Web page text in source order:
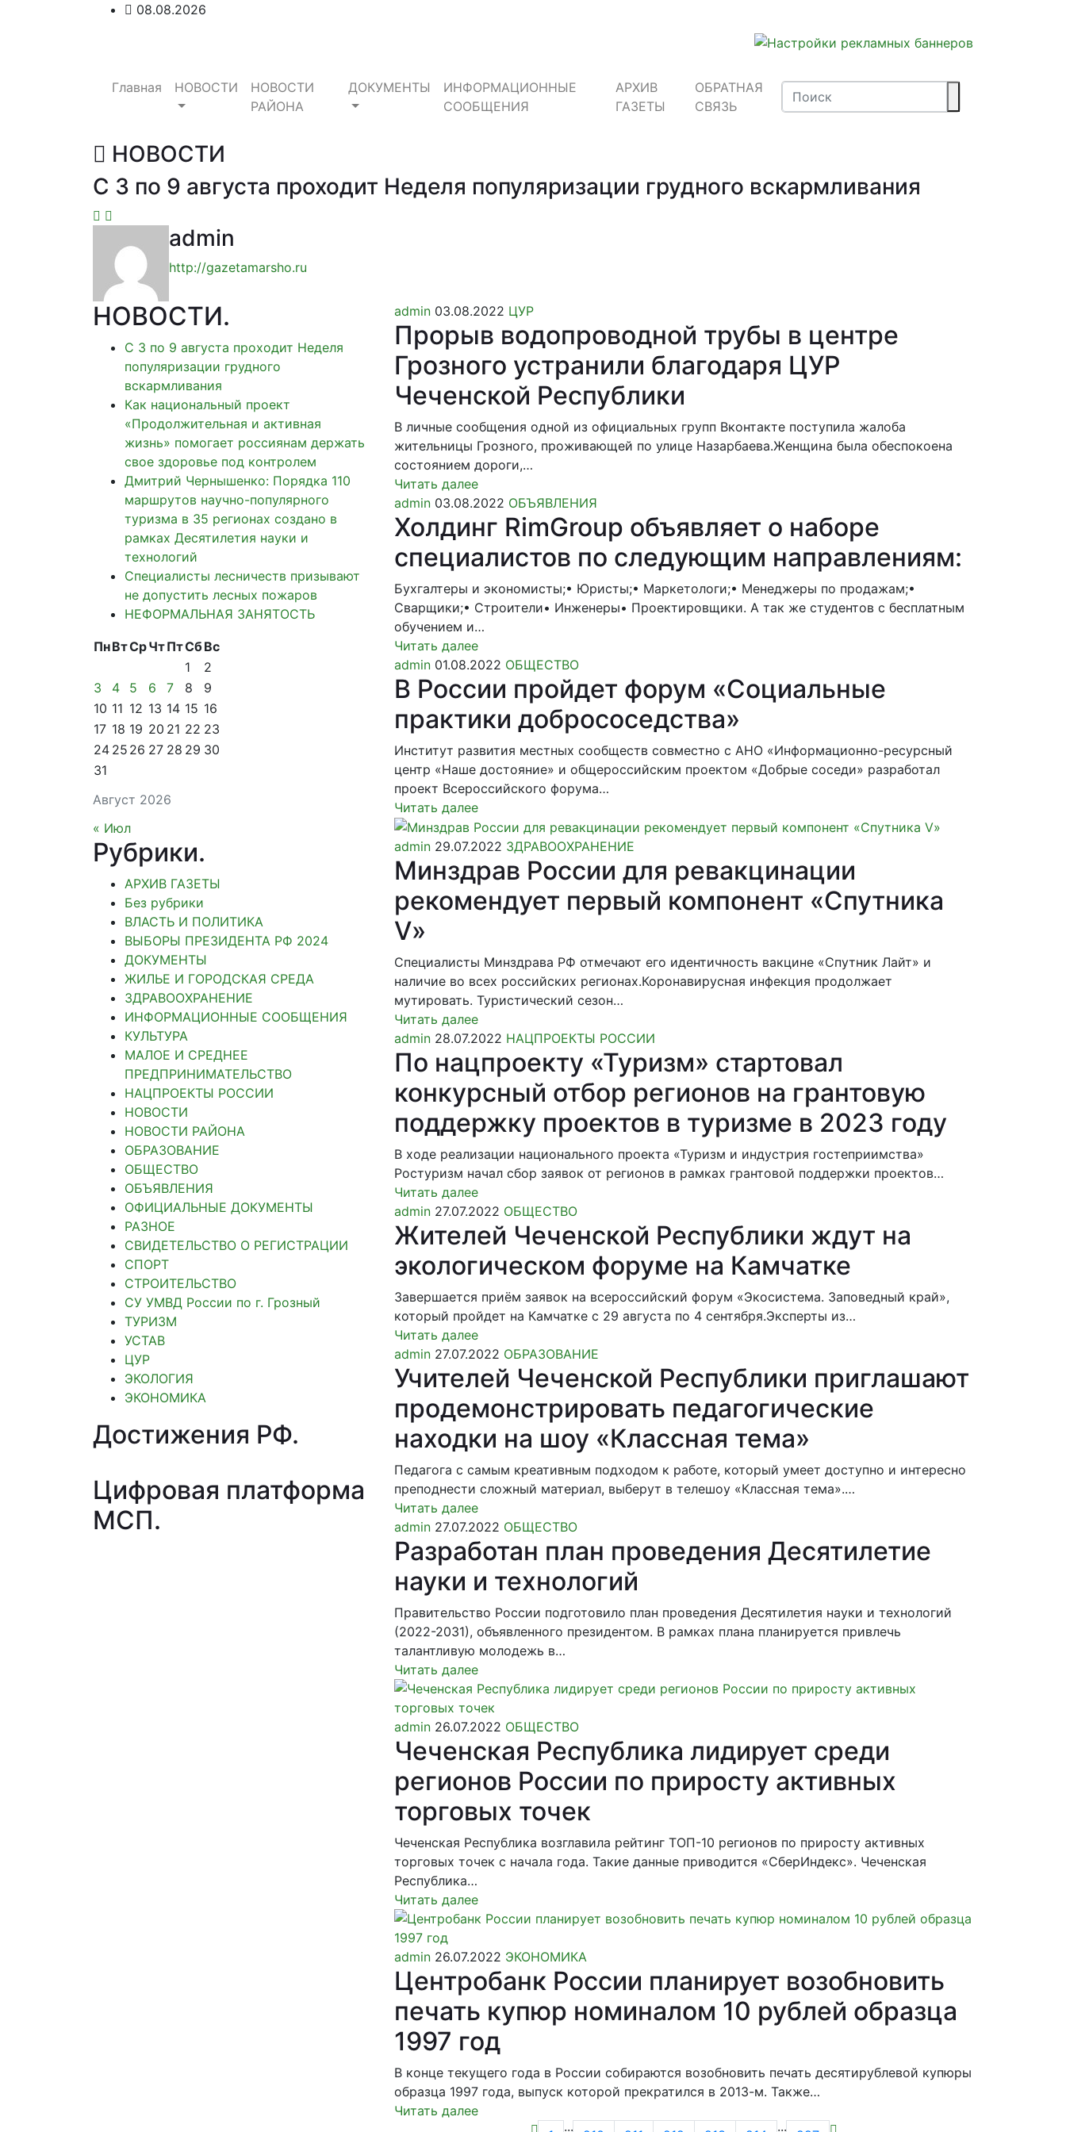
08.08.2026
Главная НОВОСТИ
НОВОСТИ
РАЙОНА
ДОКУМЕНТЫ
ИНФОРМАЦИОННЫЕ
СООБЩЕНИЯ
АРХИВ
ГАЗЕТЫ
ОБРАТНАЯ
СВЯЗЬ
НОВОСТИ
С 3 по 9 августа проходит Неделя популяризации грудного вскармливания
admin
http://gazetamarsho.ru
НОВОСТИ.
С 3 по 9 августа проходит Неделя
популяризации грудного
вскармливания
Как национальный проект
«Продолжительная и активная
жизнь» помогает россиянам держать
свое здоровье под контролем
Дмитрий Чернышенко: Порядка 110
маршрутов научно-популярного
туризма в 35 регионах создано в
рамках Десятилетия науки и
технологий
Специалисты лесничеств призывают
не допустить лесных пожаров
НЕФОРМАЛЬНАЯ ЗАНЯТОСТЬ
Август 2026
ПнВтСрЧтПтСбВс
1
2
3
4 5 6 7 8
9
10 11 12 13 14 15 16
17 18 19 20 21 22 23
24 25 26 27 28 29 30
31
« Июл
Рубрики.
АРХИВ ГАЗЕТЫ
Без рубрики
ВЛАСТЬ И ПОЛИТИКА
ВЫБОРЫ ПРЕЗИДЕНТА РФ 2024
ДОКУМЕНТЫ
ЖИЛЬЕ И ГОРОДСКАЯ СРЕДА
ЗДРАВООХРАНЕНИЕ
ИНФОРМАЦИОННЫЕ СООБЩЕНИЯ
КУЛЬТУРА
МАЛОЕ И СРЕДНЕЕ
ПРЕДПРИНИМАТЕЛЬСТВО
НАЦПРОЕКТЫ РОССИИ
НОВОСТИ
НОВОСТИ РАЙОНА
ОБРАЗОВАНИЕ
ОБЩЕСТВО
ОБЪЯВЛЕНИЯ
ОФИЦИАЛЬНЫЕ ДОКУМЕНТЫ
РАЗНОЕ
СВИДЕТЕЛЬСТВО О РЕГИСТРАЦИИ
СПОРТ
СТРОИТЕЛЬСТВО
СУ УМВД России по г. Грозный
ТУРИЗМ
УСТАВ
ЦУР
ЭКОЛОГИЯ
ЭКОНОМИКА
Достижения РФ.
Цифровая платформа
МСП.
admin 03.08.2022 ЦУР
Прорыв водопроводной трубы в центре
Грозного устранили благодаря ЦУР
Чеченской Республики
В личные сообщения одной из официальных групп Вконтакте поступила жалоба
жительницы Грозного, проживающей по улице Назарбаева.Женщина была обеспокоена
состоянием дороги,…
Читать далее
admin 03.08.2022 ОБЪЯВЛЕНИЯ
Холдинг RimGroup объявляет о наборе
специалистов по следующим направлениям:
Бухгалтеры и экономисты;• Юристы;• Маркетологи;• Менеджеры по продажам;•
Сварщики;• Строители• Инженеры• Проектировщики. А так же студентов с бесплатным
обучением и…
Читать далее
admin 01.08.2022 ОБЩЕСТВО
В России пройдет форум «Социальные
практики добрососедства»
Институт развития местных сообществ совместно с АНО «Информационно-ресурсный
центр «Наше достояние» и общероссийским проектом «Добрые соседи» разработал
проект Всероссийского форума…
Читать далее
admin 29.07.2022 ЗДРАВООХРАНЕНИЕ
Минздрав России для ревакцинации
рекомендует первый компонент «Спутника
V»
Специалисты Минздрава РФ отмечают его идентичность вакцине «Спутник Лайт» и
наличие во всех российских регионах.Коронавирусная инфекция продолжает
мутировать. Туристический сезон…
Читать далее
admin 28.07.2022 НАЦПРОЕКТЫ РОССИИ
По нацпроекту «Туризм» стартовал
конкурсный отбор регионов на грантовую
поддержку проектов в туризме в 2023 году
В ходе реализации национального проекта «Туризм и индустрия гостеприимства»
Ростуризм начал сбор заявок от регионов в рамках грантовой поддержки проектов…
Читать далее
admin 27.07.2022 ОБЩЕСТВО
Жителей Чеченской Республики ждут на
экологическом форуме на Камчатке
Завершается приём заявок на всероссийский форум «Экосистема. Заповедный край»,
который пройдет на Камчатке с 29 августа по 4 сентября.Эксперты из…
Читать далее
admin 27.07.2022 ОБРАЗОВАНИЕ
Учителей Чеченской Республики приглашают
продемонстрировать педагогические
находки на шоу «Классная тема»
Педагога с самым креативным подходом к работе, который умеет доступно и интересно
преподнести сложный материал, выберут в телешоу «Классная тема».…
Читать далее
admin 27.07.2022 ОБЩЕСТВО
Разработан план проведения Десятилетие
науки и технологий
Правительство России подготовило план проведения Десятилетия науки и технологий
(2022-2031), объявленного президентом. В рамках плана планируется привлечь
талантливую молодежь в…
Читать далее
admin 26.07.2022 ОБЩЕСТВО
Чеченская Республика лидирует среди
регионов России по приросту активных
торговых точек
Чеченская Республика возглавила рейтинг ТОП-10 регионов по приросту активных
торговых точек с начала года. Такие данные приводится «СберИндекс». Чеченская
Республика…
Читать далее
admin 26.07.2022 ЭКОНОМИКА
Центробанк России планирует возобновить
печать купюр номиналом 10 рублей образца
1997 год
В конце текущего года в России собираются возобновить печать десятирублевой купюры
образца 1997 года, выпуск которой прекратился в 2013-м. Также…
Читать далее